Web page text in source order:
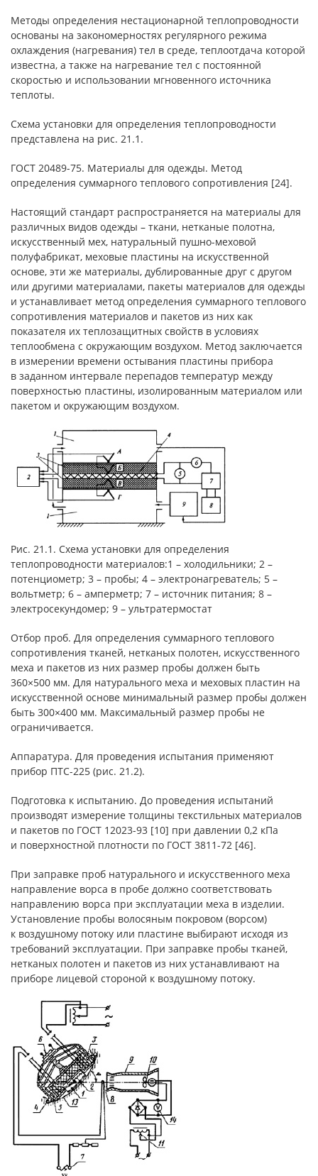
Методы определения нестационарной теплопроводности
основаны на закономерностях регулярного режима
охлаждения (нагревания) тел в среде, теплоотдача которой
известна, а также на нагревание тел с постоянной
скоростью и использовании мгновенного источника
теплоты.
Схема установки для определения теплопроводности
представлена на рис. 21.1.
ГОСТ 20489-75. Материалы для одежды. Метод
определения суммарного теплового сопротивления [24].
Настоящий стандарт распространяется на материалы для
различных видов одежды – ткани, нетканые полотна,
искусственный мех, натуральный пушно-меховой
полуфабрикат, меховые пластины на искусственной
основе, эти же материалы, дублированные друг с другом
или другими материалами, пакеты материалов для одежды
и устанавливает метод определения суммарного теплового
сопротивления материалов и пакетов из них как
показателя их теплозащитных свойств в условиях
теплообмена с окружающим воздухом. Метод заключается
в измерении времени остывания пластины прибора
в заданном интервале перепадов температур между
поверхностью пластины, изолированным материалом или
пакетом и окружающим воздухом.
Рис. 21.1. Схема установки для определения
теплопроводности материалов:1 – холодильники; 2 –
потенциометр; 3 – пробы; 4 – электронагреватель; 5 –
вольтметр; 6 – амперметр; 7 – источник питания; 8 –
электросекундомер; 9 – ультратермостат
Отбор проб. Для определения суммарного теплового
сопротивления тканей, нетканых полотен, искусственного
меха и пакетов из них размер пробы должен быть
360×500 мм. Для натурального меха и меховых пластин на
искусственной основе минимальный размер пробы должен
быть 300×400 мм. Максимальный размер пробы не
ограничивается.
Аппаратура. Для проведения испытания применяют
прибор ПТС-225 (рис. 21.2).
Подготовка к испытанию. До проведения испытаний
производят измерение толщины текстильных материалов
и пакетов по ГОСТ 12023-93 [10] при давлении 0,2 кПа
и поверхностной плотности по ГОСТ 3811-72 [46].
При заправке проб натурального и искусственного меха
направление ворса в пробе должно соответствовать
направлению ворса при эксплуатации меха в изделии.
Установление пробы волосяным покровом (ворсом)
к воздушному потоку или пластине выбирают исходя из
требований эксплуатации. При заправке пробы тканей,
нетканых полотен и пакетов из них устанавливают на
приборе лицевой стороной к воздушному потоку.